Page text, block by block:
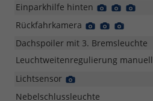
Einparkhilfe hinten
DetailDetail
Rückfahrkamera
DetailDetail
Dachspoiler mit 3. Bremsleuchte
Leuchtweitenregulierung manuell
Lichtsensor
Nebelschlussleuchte